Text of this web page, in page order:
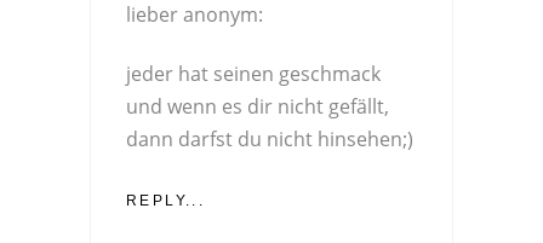
lieber anonym:
jeder hat seinen geschmack
und wenn es dir nicht gefällt,
dann darfst du nicht hinsehen;)
REPLY...